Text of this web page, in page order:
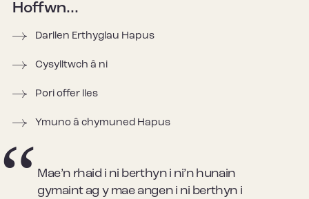
Hoffwn...
Darllen Erthyglau Hapus
Cysylltwch â ni
Pori offer lles
Ymuno â chymuned Hapus
Mae’n rhaid i ni berthyn i ni’n hunain
gymaint ag y mae angen i ni berthyn i